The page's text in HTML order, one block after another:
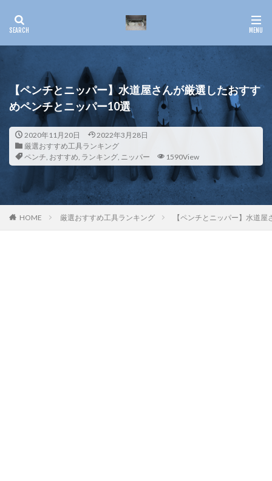
【ペンチとニッパー】水道屋さんが厳選したおすす
めペンチとニッパー10選
2020年11月20日
2022年3月28日
厳選おすすめ工具ランキング
ペンチ, おすすめ, ランキング, ニッパー 1590View
HOME 厳選おすすめ工具ランキング 【ペンチとニッパー】水道